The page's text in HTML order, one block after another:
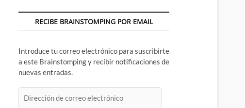
RECIBE BRAINSTOMPING POR EMAIL
Introduce tu correo electrónico para suscribirte
a este Brainstomping y recibir notificaciones de
nuevas entradas.
de